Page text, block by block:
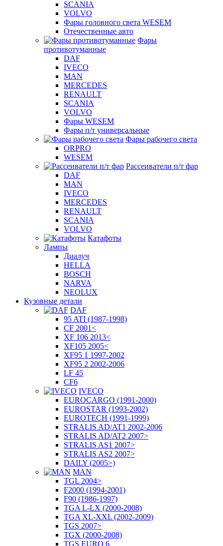
SCANIA
VOLVO
Фары головного света WESEM
Отечественные авто
Фары
противотуманные
DAF
IVECO
MAN
MERCEDES
RENAULT
SCANIA
VOLVO
Фары WESEM
Фары п/т универсальные
Фары рабочего света
ORPRO
WESEM
Рассеиватели п/т фар
DAF
MAN
IVECO
MERCEDES
RENAULT
SCANIA
VOLVO
Катафоты
Лампы
Диалуч
HELLA
BOSCH
NARVA
NEOLUX
Кузовные детали
DAF
95 ATI (1987-1998)
CF 2001<
XF 106 2013<
XF105 2005<
XF95 1 1997-2002
XF95 2 2002-2006
LF 45
CF6
IVECO
EUROCARGO (1991-2000)
EUROSTAR (1993-2002)
EUROTECH (1991-1999)
STRALIS AD/AT1 2002-2006
STRALIS AD/AT2 2007>
STRALIS AS1 2007>
STRALIS AS2 2007>
DAILY (2005>)
MAN
TGL 2004>
F2000 (1994-2001)
F90 (1986-1997)
TGA L-LX (2000-2008)
TGA XL-XXL (2002-2009)
TGS 2007>
TGX (2000-2008)
TGS EURO 6